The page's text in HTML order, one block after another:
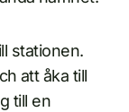
stationen.
att åka till
till en